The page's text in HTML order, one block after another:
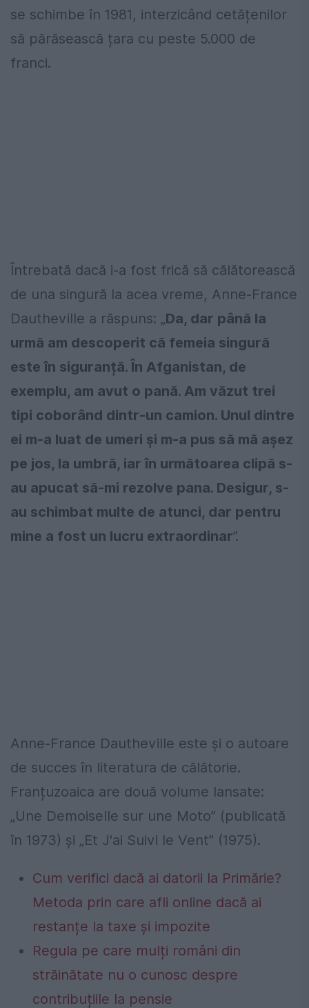
se schimbe în 1981, interzicând cetățenilor
să părăsească țara cu peste 5.000 de
franci.
Întrebată dacă i-a fost frică să călătorească
de una singură la acea vreme, Anne-France
Dautheville a răspuns: „Da, dar până la
urmă am descoperit că femeia singură
este în siguranță. În Afganistan, de
exemplu, am avut o pană. Am văzut trei
tipi coborând dintr-un camion. Unul dintre
ei m-a luat de umeri și m-a pus să mă așez
pe jos, la umbră, iar în următoarea clipă s-
au apucat să-mi rezolve pana. Desigur, s-
au schimbat multe de atunci, dar pentru
mine a fost un lucru extraordinar”.
Anne-France Dautheville este și o autoare
de succes în literatura de călătorie.
Franțuzoaica are două volume lansate:
„Une Demoiselle sur une Moto” (publicată
în 1973) și „Et J'ai Suivi le Vent” (1975).
Cum verifici dacă ai datorii la Primărie?
Metoda prin care afli online dacă ai
restanțe la taxe și impozite
Regula pe care mulți români din
străinătate nu o cunosc despre
contribuțiile la pensie